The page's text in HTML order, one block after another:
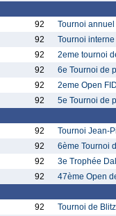
92
Tournoi
92
Tournoi
92
2eme tournoi
92
6e Tournoi de
92
2eme Open
92 5e Tournoi de
92
Tournoi Jean-
92
6ème Tournoi
92
3e Trophée
92 47ème Open
92
Tournoi de